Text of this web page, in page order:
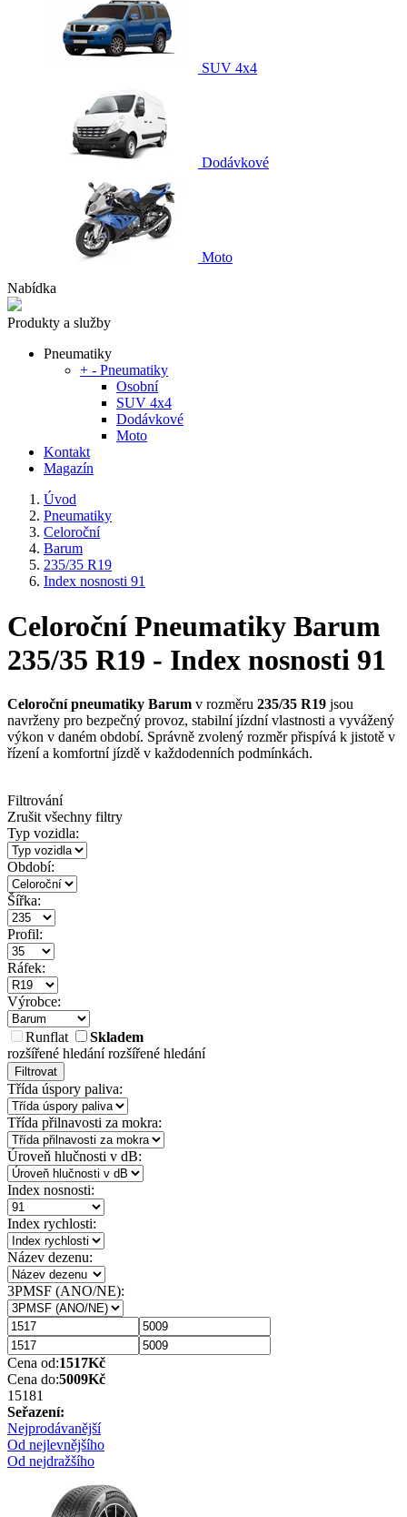
SUV 4x4
Dodávkové
Moto
Nabídka
Produkty a služby
Pneumatiky
+ - Pneumatiky
Osobní
SUV 4x4
Dodávkové
Moto
Kontakt
Magazín
Úvod
Pneumatiky
Celoroční
Barum
235/35 R19
Index nosnosti 91
Celoroční Pneumatiky Barum
235/35 R19 - Index nosnosti 91
Celoroční pneumatiky Barum v rozměru 235/35 R19 jsou
navrženy pro bezpečný provoz, stabilní jízdní vlastnosti a vyvážený
výkon v daném období. Správně zvolený rozměr přispívá k jistotě v
řízení a komfortní jízdě v každodenních podmínkách.
Filtrování
Zrušit všechny filtry
Typ vozidla:
Období:
Šířka:
Profil:
Ráfek:
Výrobce:
Runflat
Skladem
rozšířené hledánírozšířené hledání
Filtrovat
Třída úspory paliva:
Třída přilnavosti za mokra:
Úroveň hlučnosti v dB:
Index nosnosti:
Index rychlosti:
Název dezenu:
3PMSF (ANO/NE):
Cena od:1517Kč
Cena do:5009Kč
15181
Seřazení:
Nejprodávanější
Od nejlevnějšího
Od nejdražšího